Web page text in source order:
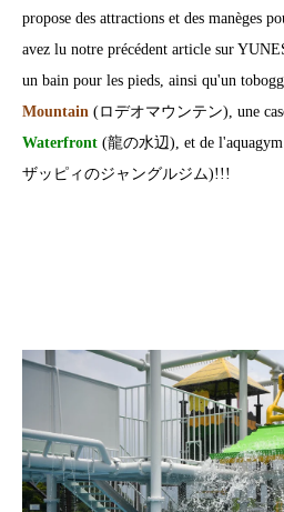
propose des attractions et des manèges
avez lu notre précédent article sur
un bain pour les pieds, ainsi qu'un
Mountain (ロデオマウンテン), une
Waterfront (龍の水辺), et de l'aquagym
ザッピィのジャングルジム)!!!